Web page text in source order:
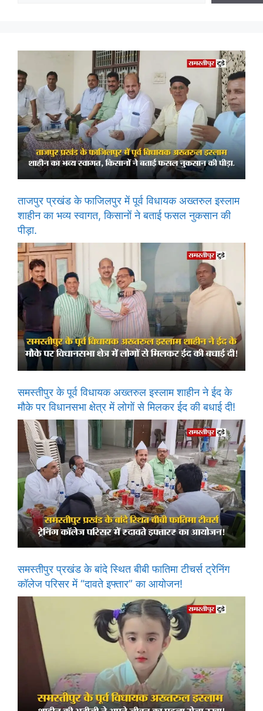
ताजपुर प्रखंड के फाजिलपुर में पूर्व विधायक अख्तरुल इस्लाम
शाहीन का भव्य स्वागत, किसानों ने बताई फसल नुकसान की
पीड़ा.
समस्तीपुर के पूर्व विधायक अख्तरुल इस्लाम शाहीन ने ईद के
मौके पर विधानसभा क्षेत्र में लोगों से मिलकर ईद की बधाई दी!
समस्तीपुर प्रखंड के बांदे स्थित बीबी फातिमा टीचर्स ट्रेनिंग
कॉलेज परिसर में “दावते इफ्तार” का आयोजन!